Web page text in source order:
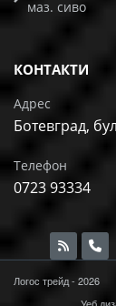
маз. сиво
КОНТАКТИ
Адрес
Ботевград,
Телефон
0723 93334
Логос трейд - 2026